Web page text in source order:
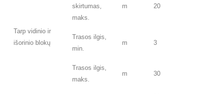
Tarp vidinio ir
išorinio blokų
skirtumas,
maks.
m 20
Trasos ilgis,
min.
m 3
Trasos ilgis,
maks.
m 30